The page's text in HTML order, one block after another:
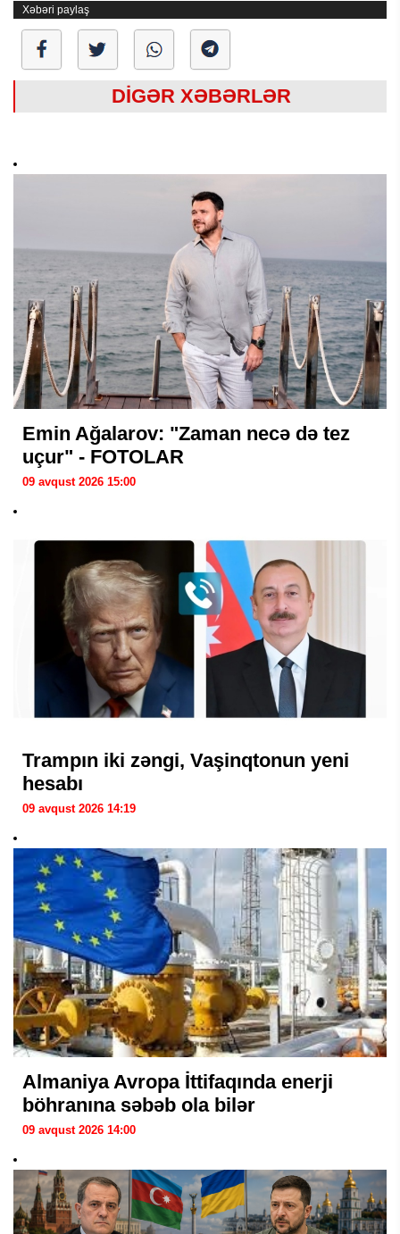
Xəbəri paylaş
DİGƏR XƏBƏRLƏR
Emin Ağalarov: "Zaman necə də tez
uçur" - FOTOLAR
09 avqust 2026 15:00
Trampın iki zəngi, Vaşinqtonun yeni
hesabı
09 avqust 2026 14:19
Almaniya Avropa İttifaqında enerji
böhranına səbəb ola bilər
09 avqust 2026 14:00